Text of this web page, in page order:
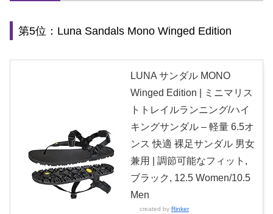
第5位：Luna Sandals Mono Winged Edition
LUNA サンダル MONO
Winged Edition | ミニマリス
トトレイルランニング/ハイ
キングサンダル – 軽量 6.5オ
ンス 快適 裸足サンダル 男女
兼用 | 調節可能なフィット,
ブラック, 12.5 Women/10.5
Men
created by Rinker